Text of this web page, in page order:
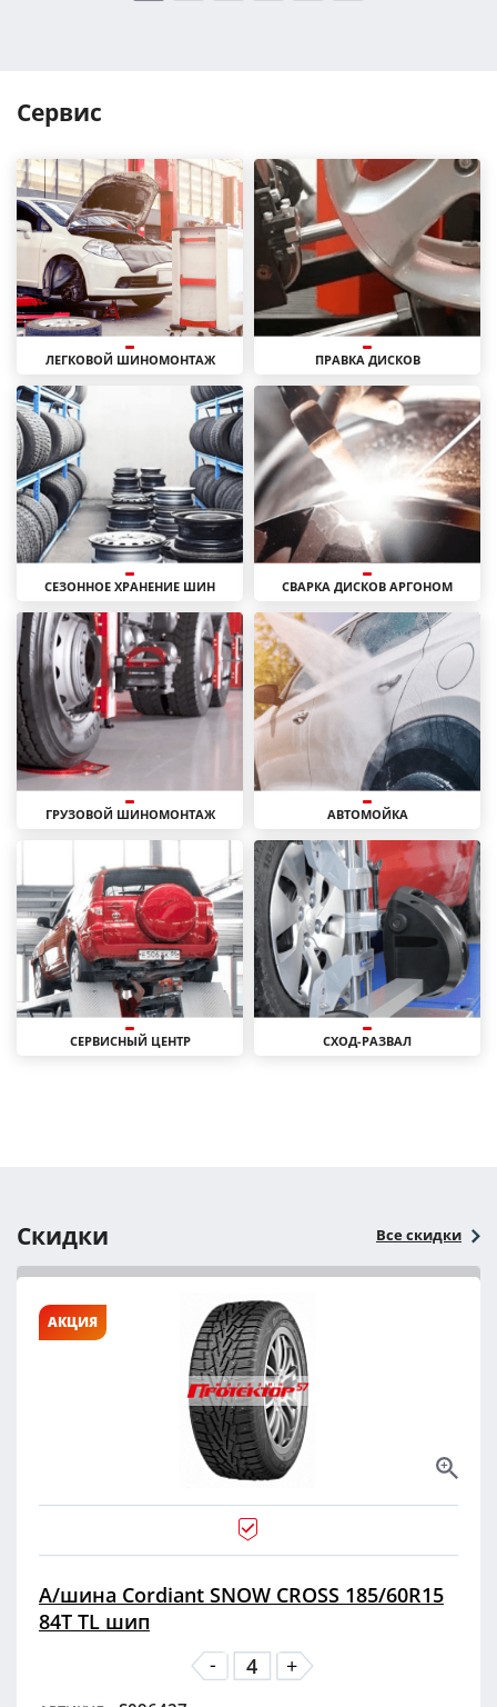
Сервис
ЛЕГКОВОЙ ШИНОМОНТАЖ ПРАВКА ДИСКОВ
СЕЗОННОЕ ХРАНЕНИЕ ШИН СВАРКА ДИСКОВ АРГОНОМ
ГРУЗОВОЙ ШИНОМОНТАЖ АВТОМОЙКА
СЕРВИСНЫЙ ЦЕНТР СХОД-РАЗВАЛ
Скидки Все скидки
АКЦИЯ
А/шина Cordiant SNOW CROSS 185/60R15
84T TL шип
-
+